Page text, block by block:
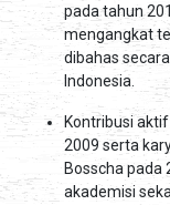
pada tahun
mengangkat
dibahas
Indonesia.
Kontribusi
2009 serta
Bosscha pada
akademisi